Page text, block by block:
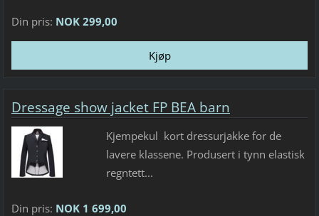
Din pris: NOK 299,00
Dressage show jacket FP BEA barn
Kjempekul kort dressurjakke for de
lavere klassene. Produsert i tynn elastisk
regntett...
Din pris: NOK 1 699,00